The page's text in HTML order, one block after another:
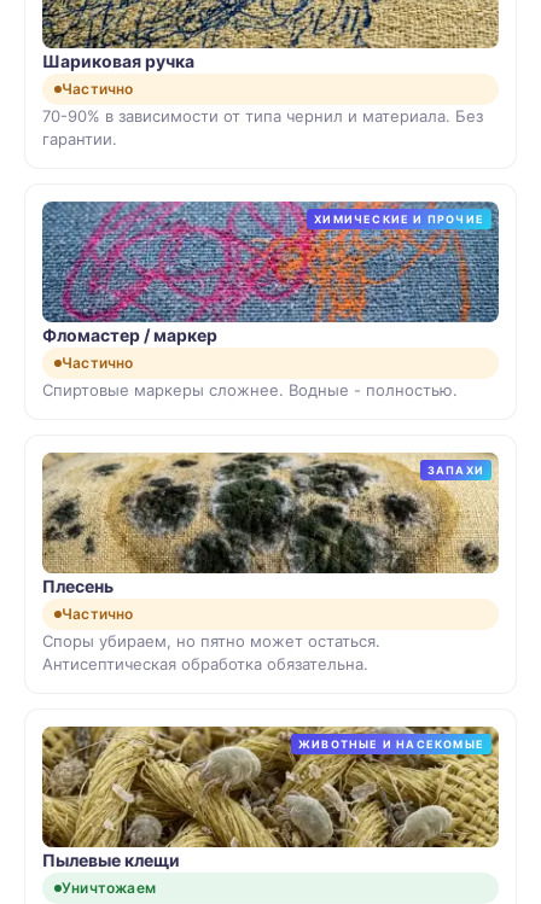
Шариковая ручка
Частично
70-90% в зависимости от типа чернил и материала. Без
гарантии.
ХИМИЧЕСКИЕ И ПРОЧИЕ
Фломастер / маркер
Частично
Спиртовые маркеры сложнее. Водные - полностью.
ЗАПАХИ
Плесень
Частично
Споры убираем, но пятно может остаться.
Антисептическая обработка обязательна.
ЖИВОТНЫЕ И НАСЕКОМЫЕ
Пылевые клещи
Уничтожаем